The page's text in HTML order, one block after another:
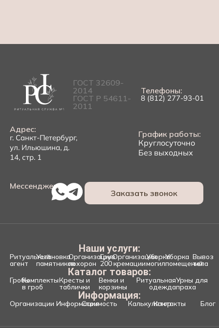
ГОСТ 32609-
2014
ГОСТ Р 54611-
2011
Телефоны:
8 (812) 277-93-01
Адрес:
г. Санкт-Петербург,
ул. Ильюшина, д.
14, стр. 1
График работы:
Круглосуточно
Без выходных
Мессенджеры:
Заказать звонок
Наши услуги:
Ритуальный
агент
Установка
памятников
Организация
похорон
Груз
200
Организация
кремации
Уборка
могил
Уборка
помещений
Вывоз
тела
Каталог товаров:
ГробыКомплекты
в гроб
Кресты и
таблички
Венки и
корзины
Ритуальная
одежда
Урны для
праха
Информация:
Организации ИнформацияСтоимость Калькулятор
Контакты Блог